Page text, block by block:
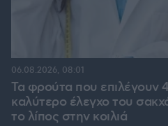
Τα φρούτα που επιλέγουν
καλύτερο έλεγχο του
το λίπος στην κοιλιά
06.08.2026, 08:01